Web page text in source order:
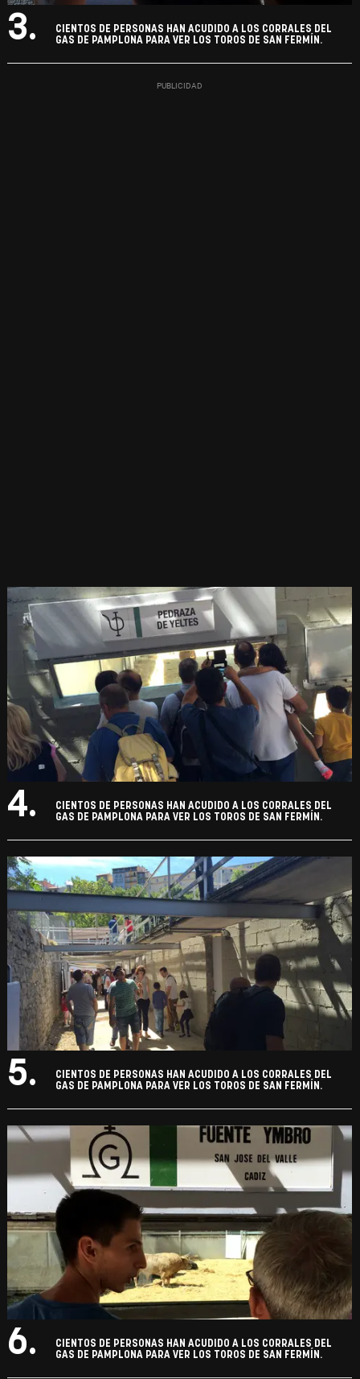
3.
CIENTOS DE PERSONAS HAN ACUDIDO A LOS CORRALES DEL
GAS DE PAMPLONA PARA VER LOS TOROS DE SAN FERMÍN.
4.
CIENTOS DE PERSONAS HAN ACUDIDO A LOS CORRALES DEL
GAS DE PAMPLONA PARA VER LOS TOROS DE SAN FERMÍN.
5.
CIENTOS DE PERSONAS HAN ACUDIDO A LOS CORRALES DEL
GAS DE PAMPLONA PARA VER LOS TOROS DE SAN FERMÍN.
6.
CIENTOS DE PERSONAS HAN ACUDIDO A LOS CORRALES DEL
GAS DE PAMPLONA PARA VER LOS TOROS DE SAN FERMÍN.